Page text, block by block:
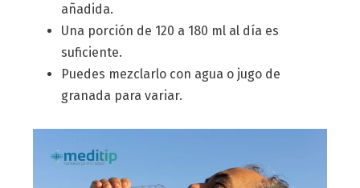
añadida.
Una porción de 120 a 180 ml al día es
suficiente.
Puedes mezclarlo con agua o jugo de
granada para variar.